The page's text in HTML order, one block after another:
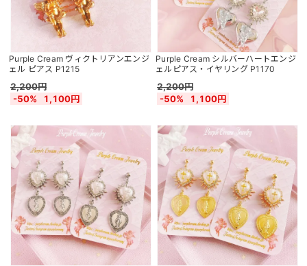
Purple Cream ヴィクトリアンエンジ
ェル ピアス P1215
2,200円
-50%
1,100円
Purple Cream シルバーハートエンジ
ェルピアス・イヤリング P1170
2,200円
-50%
1,100円